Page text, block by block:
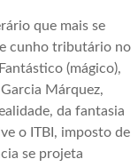
que mais se
cunho tributário no
(mágico),
Márquez,
da fantasia
o ITBI, imposto de
se projeta